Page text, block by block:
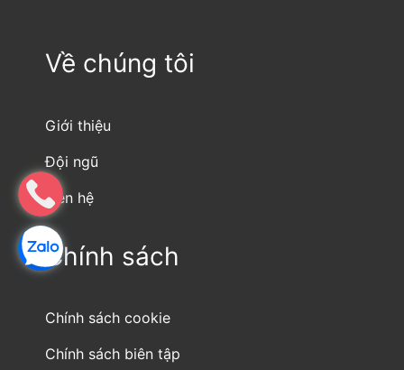
Về chúng tôi
Giới thiệu
Đội ngũ
Liên hệ
Chính sách
Chính sách cookie
Chính sách biên tập